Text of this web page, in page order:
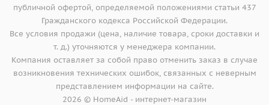
публичной офертой, определяемой положениями статьи 437
Гражданского кодекса Российской Федерации.
Все условия продажи (цена, наличие товара, сроки доставки и
т. д.) уточняются у менеджера компании.
Компания оставляет за собой право отменить заказ в случае
возникновения технических ошибок, связанных с неверным
представлением информации на сайте.
2026 © HomeAid - интернет-магазин